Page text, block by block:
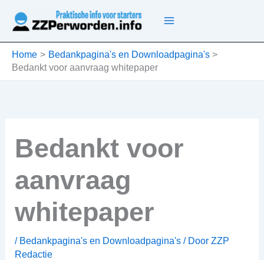
naar
inhoud
Home
Bedankpagina's en Downloadpagina's
Bedankt voor aanvraag whitepaper
Bedankt voor
aanvraag
whitepaper
/ Bedankpagina's en Downloadpagina's/ Door ZZP
Redactie